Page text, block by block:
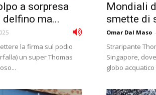
a sorpresa
ma...
la firma sul podio
un super Thomas
Mondiali
smette di
Omar Dal Maso -
Straripante
Singapore,
globo